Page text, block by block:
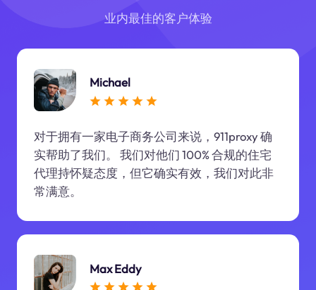
业内最佳的客户体验
Michael
对于拥有一家电子商务公司来说，911proxy 确
实帮助了我们。 我们对他们 100% 合规的住宅
代理持怀疑态度，但它确实有效，我们对此非
常满意。
Max Eddy